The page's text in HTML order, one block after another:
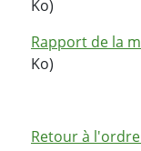
Ko)
Rapport de la
Ko)
Retour à